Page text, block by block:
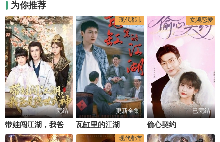
为你推荐
完结
现代都市
更新全集
瓦缸里的江湖
女频恋爱
已完结
偷心契约
现代都市